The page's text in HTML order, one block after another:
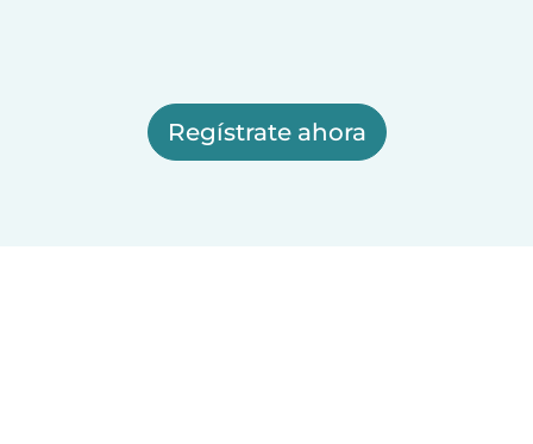
Regístrate ahora